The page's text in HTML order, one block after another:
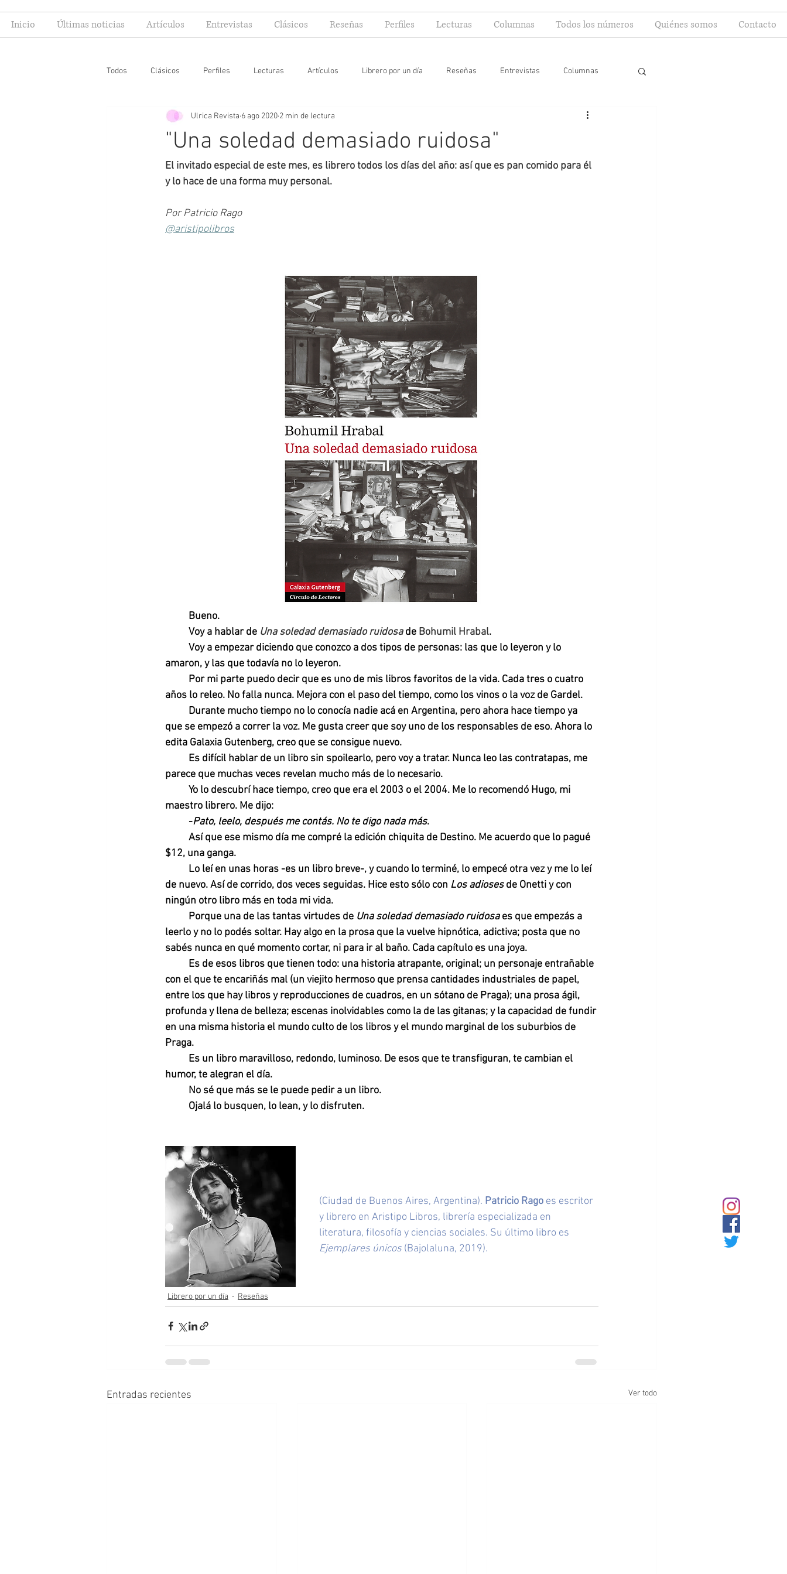
Inicio Últimas noticias Artículos Entrevistas Clásicos Reseñas Perfiles Lecturas Columnas Todos los números Quiénes somos Contacto
Todos Clásicos Perfiles Lecturas Artículos Librero por un día Reseñas Entrevistas Columnas
Editoriales Especial FIL Mi yo lector
"Una soledad demasiado ruidosa"
Ulrica Revista 6 ago 2020 2 min de lectura
El invitado especial de este mes, es librero todos los días del año: así que es pan comido para él
y lo hace de una forma muy personal.
Por Patricio Rago
@aristipolibros
     	Bueno.
Voy a hablar de Una soledad demasiado ruidosa de Bohumil Hrabal.
Voy a empezar diciendo que conozco a dos tipos de personas: las que lo leyeron y lo
amaron, y las que todavía no lo leyeron.
Por mi parte puedo decir que es uno de mis libros favoritos de la vida. Cada tres o cuatro
años lo releo. No falla nunca. Mejora con el paso del tiempo, como los vinos o la voz de Gardel.
Durante mucho tiempo no lo conocía nadie acá en Argentina, pero ahora hace tiempo ya
que se empezó a correr la voz. Me gusta creer que soy uno de los responsables de eso. Ahora lo
edita Galaxia Gutenberg, creo que se consigue nuevo.
Es difícil hablar de un libro sin spoilearlo, pero voy a tratar. Nunca leo las contratapas, me
parece que muchas veces revelan mucho más de lo necesario.
Yo lo descubrí hace tiempo, creo que era el 2003 o el 2004. Me lo recomendó Hugo, mi
maestro librero. Me dijo:
-Pato, leelo, después me contás. No te digo nada más.
Así que ese mismo día me compré la edición chiquita de Destino. Me acuerdo que lo pagué
$12, una ganga.
Lo leí en unas horas -es un libro breve-, y cuando lo terminé, lo empecé otra vez y me lo leí
de nuevo. Así de corrido, dos veces seguidas. Hice esto sólo con Los adioses de Onetti y con
ningún otro libro más en toda mi vida.
Porque una de las tantas virtudes de Una soledad demasiado ruidosa es que empezás a
leerlo y no lo podés soltar. Hay algo en la prosa que la vuelve hipnótica, adictiva; posta que no
sabés nunca en qué momento cortar, ni para ir al baño. Cada capítulo es una joya.
Es de esos libros que tienen todo: una historia atrapante, original; un personaje entrañable
con el que te encariñás mal (un viejito hermoso que prensa cantidades industriales de papel,
entre los que hay libros y reproducciones de cuadros, en un sótano de Praga); una prosa ágil,
profunda y llena de belleza; escenas inolvidables como la de las gitanas; y la capacidad de fundir
en una misma historia el mundo culto de los libros y el mundo marginal de los suburbios de
Praga.
Es un libro maravilloso, redondo, luminoso. De esos que te transfiguran, te cambian el
humor, te alegran el día.
No sé que más se le puede pedir a un libro.
Ojalá lo busquen, lo lean, y lo disfruten.
(Ciudad de Buenos Aires, Argentina). Patricio Rago es escritor
y librero en Aristipo Libros, librería especializada en
literatura, filosofía y ciencias sociales. Su último libro es
Ejemplares únicos (Bajolaluna, 2019).
Librero por un día Reseñas
Entradas recientes Ver todo